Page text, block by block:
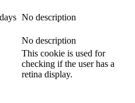
No description
No description
This cookie is used for
checking if the user has a
retina display.